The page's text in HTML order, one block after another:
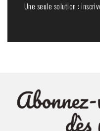
Une seule solution :